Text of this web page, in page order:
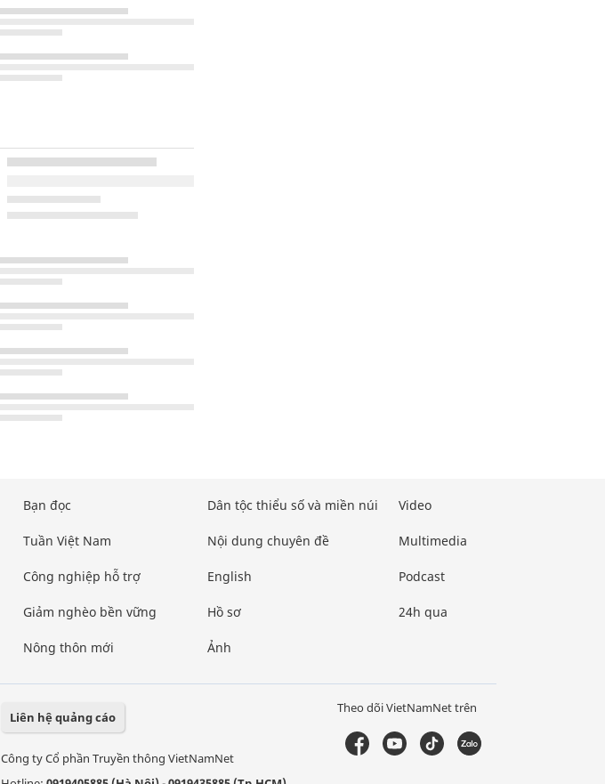
Bạn đọc
Tuần Việt Nam
Công nghiệp hỗ trợ
Giảm nghèo bền vững
Nông thôn mới
Dân tộc thiểu số và miền núi
Nội dung chuyên đề
English
Hồ sơ
Ảnh
Video
Multimedia
Podcast
24h qua
Liên hệ quảng cáo
Công ty Cổ phần Truyền thông VietNamNet
Theo dõi VietNamNet trên